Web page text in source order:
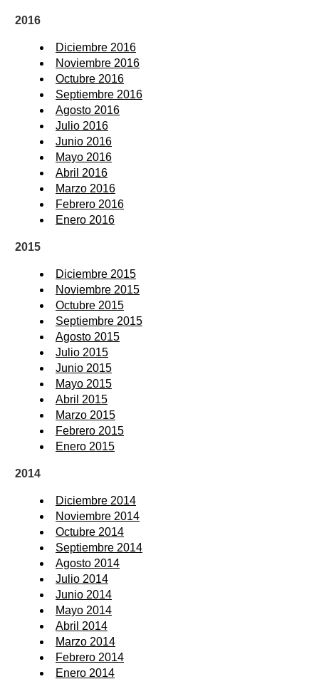
2016
Diciembre 2016
Noviembre 2016
Octubre 2016
Septiembre 2016
Agosto 2016
Julio 2016
Junio 2016
Mayo 2016
Abril 2016
Marzo 2016
Febrero 2016
Enero 2016
2015
Diciembre 2015
Noviembre 2015
Octubre 2015
Septiembre 2015
Agosto 2015
Julio 2015
Junio 2015
Mayo 2015
Abril 2015
Marzo 2015
Febrero 2015
Enero 2015
2014
Diciembre 2014
Noviembre 2014
Octubre 2014
Septiembre 2014
Agosto 2014
Julio 2014
Junio 2014
Mayo 2014
Abril 2014
Marzo 2014
Febrero 2014
Enero 2014